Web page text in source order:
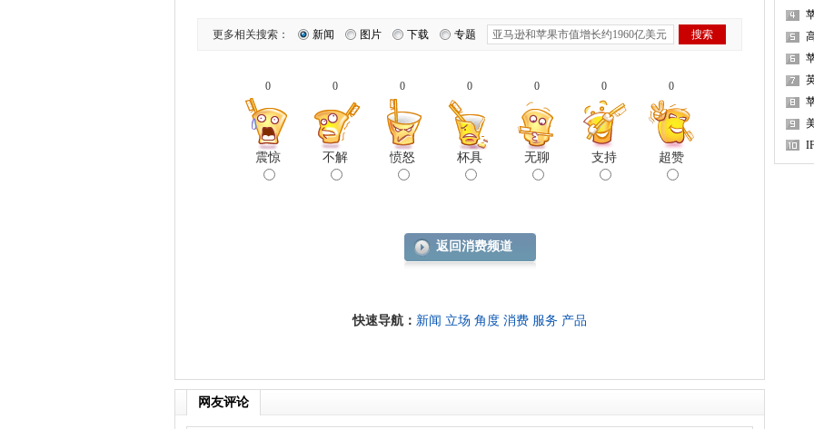
更多相关搜索： 新闻 图片 下载 专题
0
震惊
0
不解
0
愤怒
0
杯具
0
无聊
0
支持
0
超赞
返回消费频道
快速导航： 新闻 立场 角度 消费 服务 产品
网友评论